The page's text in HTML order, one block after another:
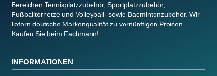
Bereichen Tennisplatzzubehör, Sportplatzzubehör,
Fußballtornetze und Volleyball- sowie Badmintonzubehör. Wir
liefern deutsche Markenqualität zu vernünftigen Preisen.
Kaufen Sie beim Fachmann!
INFORMATIONEN